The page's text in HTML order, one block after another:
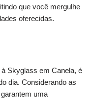
que você mergulhe
oferecidas.
Skyglass em Canela, é
dia. Considerando as
uma